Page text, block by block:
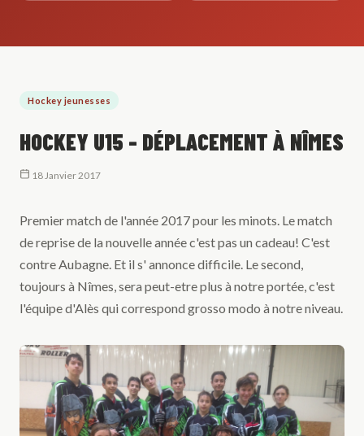
Hockey jeunesses
HOCKEY U15 - DÉPLACEMENT À NÎMES
18 Janvier 2017
Premier match de l'année 2017 pour les minots. Le match
de reprise de la nouvelle année c'est pas un cadeau! C'est
contre Aubagne. Et il s' annonce difficile. Le second,
toujours à Nîmes, sera peut-etre plus à notre portée, c'est
l'équipe d'Alès qui correspond grosso modo à notre niveau.